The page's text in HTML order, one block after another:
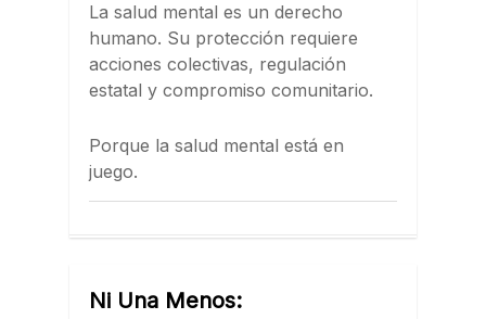
La salud mental es un derecho
humano. Su protección requiere
acciones colectivas, regulación
estatal y compromiso comunitario.
Porque la salud mental está en
juego.
Ni Una Menos: